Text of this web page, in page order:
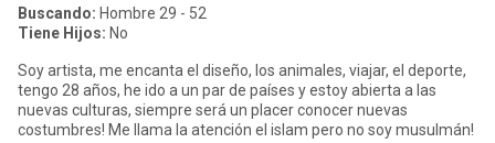
Buscando: Hombre 29 - 52
Tiene Hijos: No
Soy artista, me encanta el diseño, los animales, viajar, el deporte,
tengo 28 años, he ido a un par de países y estoy abierta a las
nuevas culturas, siempre será un placer conocer nuevas
costumbres! Me llama la atención el islam pero no soy musulmán!